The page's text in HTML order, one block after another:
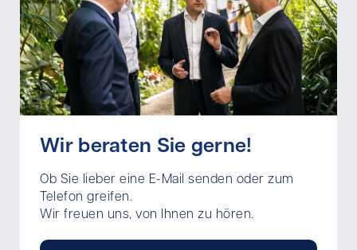
Wir beraten Sie gerne!
Ob Sie lieber eine E-Mail senden oder zum
Telefon greifen.
Wir freuen uns, von Ihnen zu hören.